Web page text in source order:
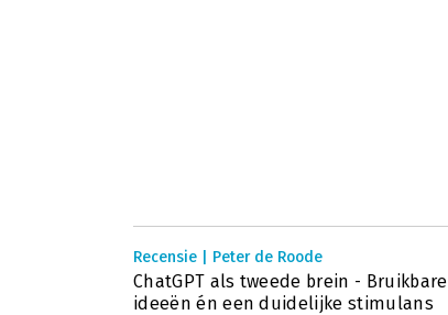
Recensie | Peter de Roode
ChatGPT als tweede brein - Bruikbare
ideeën én een duidelijke stimulans